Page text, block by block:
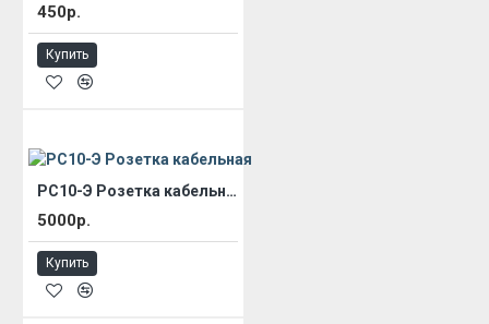
450р.
Купить
РС10-Э Розетка кабельная
5000р.
Купить